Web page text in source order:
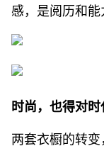
感，是阅历和能
时尚，也得对
两套衣橱的转变